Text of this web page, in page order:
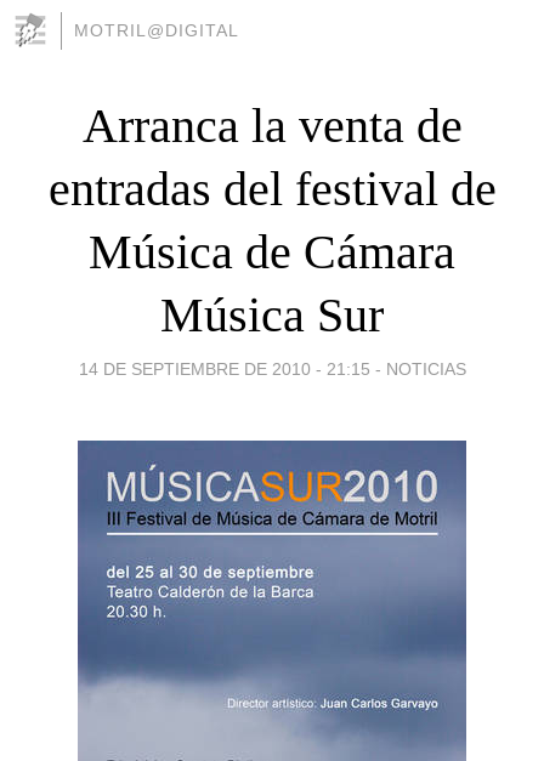
MOTRIL@DIGITAL
Arranca la venta de
entradas del festival de
Música de Cámara
Música Sur
14 DE SEPTIEMBRE DE 2010 - 21:15 - NOTICIAS